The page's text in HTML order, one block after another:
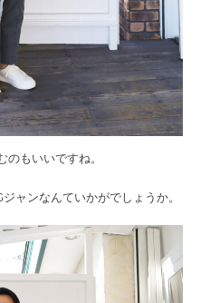
もいいですね。
ャンなんていかがでしょうか。